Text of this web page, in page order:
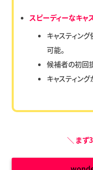
スピーディーなキャ
キャスティン
可能。
候補者の初回
キャスティン
＼ まず